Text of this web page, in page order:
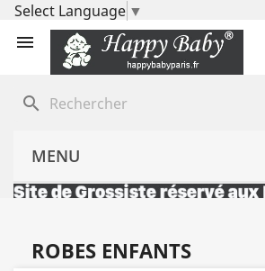
Select Language ▼

search
MENU
ROBES ENFANTS